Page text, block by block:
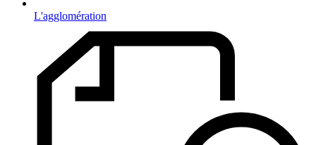
L'agglomération